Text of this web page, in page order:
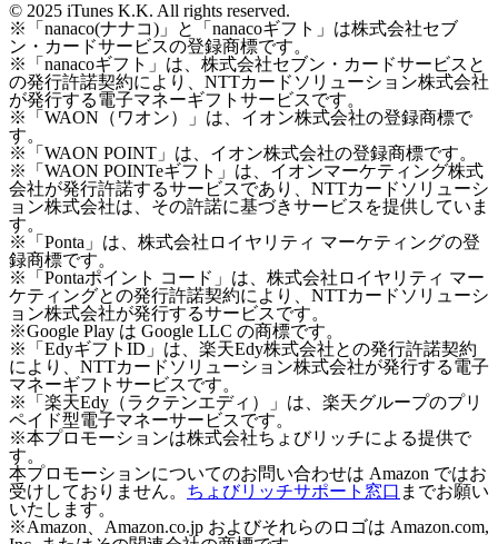
© 2025 iTunes K.K. All rights reserved.
※「nanaco(ナナコ)」と「nanacoギフト」は株式会社セブ
ン・カードサービスの登録商標です。
※「nanacoギフト」は、株式会社セブン・カードサービスと
の発行許諾契約により、NTTカードソリューション株式会社
が発行する電子マネーギフトサービスです。
※「WAON（ワオン）」は、イオン株式会社の登録商標で
す。
※「WAON POINT」は、イオン株式会社の登録商標です。
※「WAON POINTeギフト」は、イオンマーケティング株式
会社が発行許諾するサービスであり、NTTカードソリューシ
ョン株式会社は、その許諾に基づきサービスを提供していま
す。
※「Ponta」は、株式会社ロイヤリティ マーケティングの登
録商標です。
※「Pontaポイント コード」は、株式会社ロイヤリティ マー
ケティングとの発行許諾契約により、NTTカードソリューシ
ョン株式会社が発行するサービスです。
※Google Play は Google LLC の商標です。
※「EdyギフトID」は、楽天Edy株式会社との発行許諾契約
により、NTTカードソリューション株式会社が発行する電子
マネーギフトサービスです。
※「楽天Edy（ラクテンエディ）」は、楽天グループのプリ
ペイド型電子マネーサービスです。
※本プロモーションは株式会社ちょびリッチによる提供で
す。
本プロモーションについてのお問い合わせは Amazon ではお
受けしておりません。 ちょびリッチサポート窓口 までお願い
いたします。
※Amazon、Amazon.co.jp およびそれらのロゴは Amazon.com,